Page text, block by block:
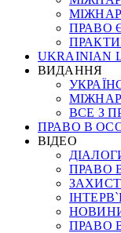
ПРАВО
UKRAINIAN
ВИДАННЯ
ВСЕ З
ПРАВО В
ВІДЕО
ПРАВО
ЗАХИСТ
ПРАВО